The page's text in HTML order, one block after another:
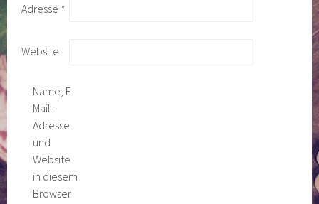
Adresse *
Website
Name, E-
Mail-
Adresse
und
Website
in diesem
Browser